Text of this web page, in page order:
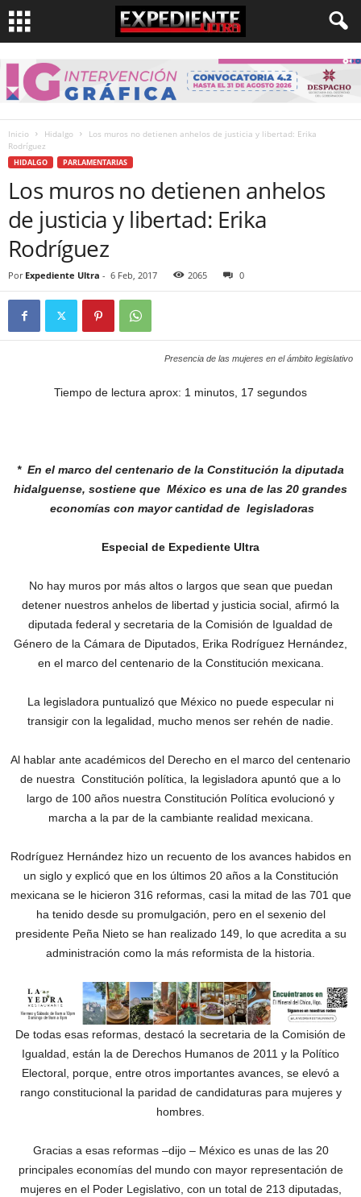
Inicio Hidalgo
Los muros no detienen anhelos de justicia y libertad: Erika
Rodríguez
HIDALGO PARLAMENTARIAS
Los muros no detienen anhelos
de justicia y libertad: Erika
Rodríguez
Por Expediente Ultra - 6 Feb, 2017 2065 0
Presencia de las mujeres en el ámbito legislativo
Tiempo de lectura aprox: 1 minutos, 17 segundos
* En el marco del centenario de la Constitución la diputada
hidalguense, sostiene que México es una de las 20 grandes
economías con mayor cantidad de legisladoras
Especial de Expediente Ultra
No hay muros por más altos o largos que sean que puedan
detener nuestros anhelos de libertad y justicia social, afirmó la
diputada federal y secretaria de la Comisión de Igualdad de
Género de la Cámara de Diputados, Erika Rodríguez Hernández,
en el marco del centenario de la Constitución mexicana.
La legisladora puntualizó que México no puede especular ni
transigir con la legalidad, mucho menos ser rehén de nadie.
Al hablar ante académicos del Derecho en el marco del centenario
de nuestra Constitución política, la legisladora apuntó que a lo
largo de 100 años nuestra Constitución Política evolucionó y
marcha a la par de la cambiante realidad mexicana.
Rodríguez Hernández hizo un recuento de los avances habidos en
un siglo y explicó que en los últimos 20 años a la Constitución
mexicana se le hicieron 316 reformas, casi la mitad de las 701 que
ha tenido desde su promulgación, pero en el sexenio del
presidente Peña Nieto se han realizado 149, lo que acredita a su
administración como la más reformista de la historia.
De todas esas reformas, destacó la secretaria de la Comisión de
Igualdad, están la de Derechos Humanos de 2011 y la Político
Electoral, porque, entre otros importantes avances, se elevó a
rango constitucional la paridad de candidaturas para mujeres y
hombres.
Gracias a esas reformas –dijo – México es unas de las 20
principales economías del mundo con mayor representación de
mujeres en el Poder Legislativo, con un total de 213 diputadas,